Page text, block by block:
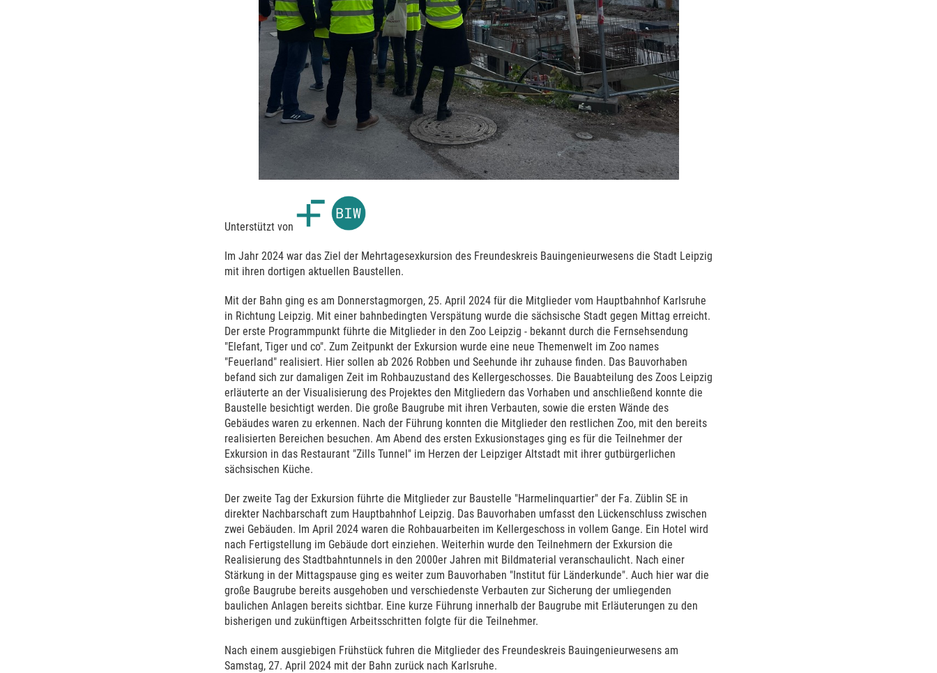
Unterstützt von
Im Jahr 2024 war das Ziel der Mehrtagesexkursion des Freundeskreis Bauingenieurwesens die Stadt Leipzig
mit ihren dortigen aktuellen Baustellen.
Mit der Bahn ging es am Donnerstagmorgen, 25. April 2024 für die Mitglieder vom Hauptbahnhof Karlsruhe
in Richtung Leipzig. Mit einer bahnbedingten Verspätung wurde die sächsische Stadt gegen Mittag erreicht.
Der erste Programmpunkt führte die Mitglieder in den Zoo Leipzig - bekannt durch die Fernsehsendung
"Elefant, Tiger und co". Zum Zeitpunkt der Exkursion wurde eine neue Themenwelt im Zoo names
"Feuerland" realisiert. Hier sollen ab 2026 Robben und Seehunde ihr zuhause finden. Das Bauvorhaben
befand sich zur damaligen Zeit im Rohbauzustand des Kellergeschosses. Die Bauabteilung des Zoos Leipzig
erläuterte an der Visualisierung des Projektes den Mitgliedern das Vorhaben und anschließend konnte die
Baustelle besichtigt werden. Die große Baugrube mit ihren Verbauten, sowie die ersten Wände des
Gebäudes waren zu erkennen. Nach der Führung konnten die Mitglieder den restlichen Zoo, mit den bereits
realisierten Bereichen besuchen. Am Abend des ersten Exkusionstages ging es für die Teilnehmer der
Exkursion in das Restaurant "Zills Tunnel" im Herzen der Leipziger Altstadt mit ihrer gutbürgerlichen
sächsischen Küche.
Der zweite Tag der Exkursion führte die Mitglieder zur Baustelle "Harmelinquartier" der Fa. Züblin SE in
direkter Nachbarschaft zum Hauptbahnhof Leipzig. Das Bauvorhaben umfasst den Lückenschluss zwischen
zwei Gebäuden. Im April 2024 waren die Rohbauarbeiten im Kellergeschoss in vollem Gange. Ein Hotel wird
nach Fertigstellung im Gebäude dort einziehen. Weiterhin wurde den Teilnehmern der Exkursion die
Realisierung des Stadtbahntunnels in den 2000er Jahren mit Bildmaterial veranschaulicht. Nach einer
Stärkung in der Mittagspause ging es weiter zum Bauvorhaben "Institut für Länderkunde". Auch hier war die
große Baugrube bereits ausgehoben und verschiedenste Verbauten zur Sicherung der umliegenden
baulichen Anlagen bereits sichtbar. Eine kurze Führung innerhalb der Baugrube mit Erläuterungen zu den
bisherigen und zukünftigen Arbeitsschritten folgte für die Teilnehmer.
Nach einem ausgiebigen Frühstück fuhren die Mitglieder des Freundeskreis Bauingenieurwesens am
Samstag, 27. April 2024 mit der Bahn zurück nach Karlsruhe.